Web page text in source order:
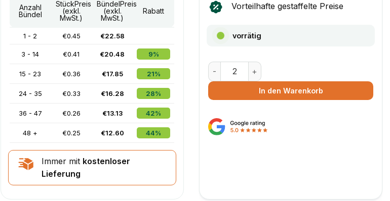
Anzahl
Bündel
StückPreis
(exkl.
MwSt.)
BündelPreis
(exkl.
MwSt.)
Rabatt
1 - 2 €0.45 €22.58
3 - 14 €0.41 €20.48 9%
15 - 23 €0.36 €17.85 21%
24 - 35 €0.33 €16.28 28%
36 - 47 €0.26 €13.13 42%
48 + €0.25 €12.60 44%
Immer mit kostenloser
Lieferung
Vorteilhafte gestaffelte Preise
vorrätig
Faltschachtel 200 x 140 x 75 Menge
In den Warenkorb